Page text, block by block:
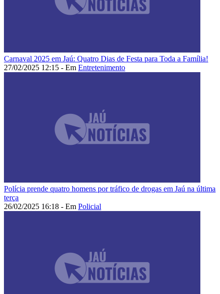
Carnaval 2025 em Jaú: Quatro Dias de Festa para Toda a Família!
27/02/2025 12:15 - Em Entretenimento
Polícia prende quatro homens por tráfico de drogas em Jaú na última
terça
26/02/2025 16:18 - Em Policial